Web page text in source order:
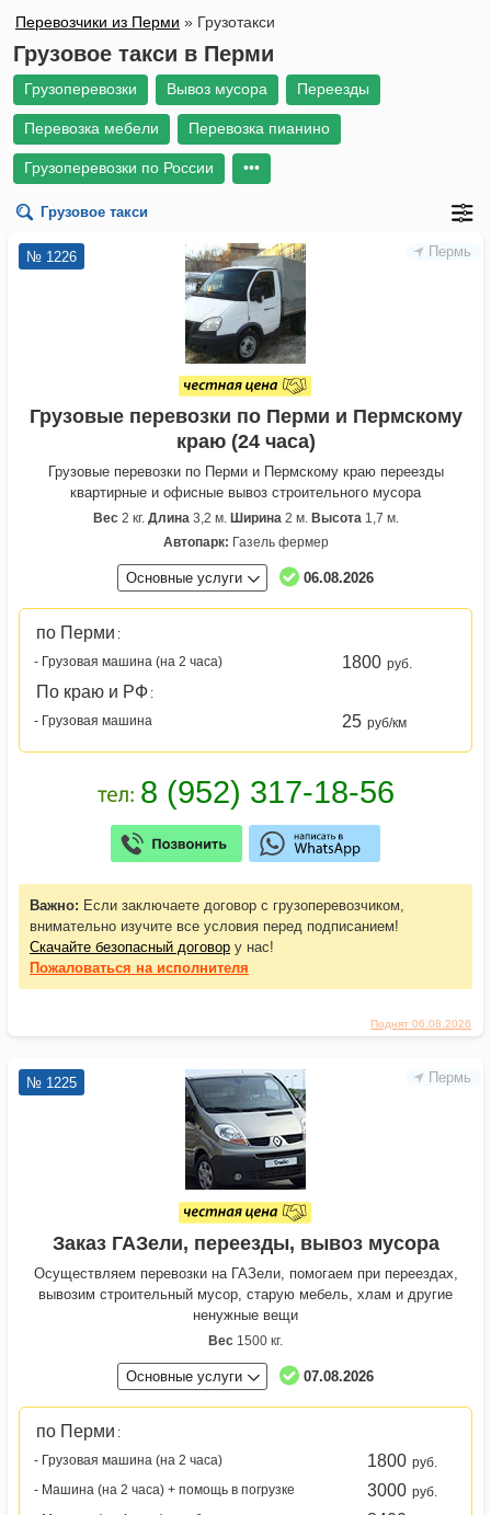
Перевозчики из Перми » Грузотакси
Грузовое такси в Перми
Грузоперевозки Вывоз мусора Переезды
Перевозка мебели Перевозка пианино
Грузоперевозки по России •••
Грузовое такси
Пермь
Поднят 06.08.2026
№ 1226
Грузовые перевозки по Перми и Пермскому
краю (24 часа)
Грузовые перевозки по Перми и Пермскому краю переезды
квартирные и офисные вывоз строительного мусора
Вес2 кг. Длина3,2 м. Ширина2 м. Высота1,7 м.
Автопарк: Газель фермер
Основные услуги 06.08.2026
по Перми :
- Грузовая машина (на 2 часа)
1800 руб.
По краю и РФ :
- Грузовая машина
25 руб/км
Важно: Если заключаете договор с грузоперевозчиком,
внимательно изучите все условия перед подписанием!
Скачайте безопасный договор у нас!
Пожаловаться на исполнителя
Пермь
№ 1225
Заказ ГАЗели, переезды, вывоз мусора
Осуществляем перевозки на ГАЗели, помогаем при переездах,
вывозим строительный мусор, старую мебель, хлам и другие
ненужные вещи
Вес 1500 кг.
Основные услуги 07.08.2026
по Перми :
- Грузовая машина (на 2 часа)
1800 руб.
- Машина (на 2 часа) + помощь в погрузке
3000 руб.